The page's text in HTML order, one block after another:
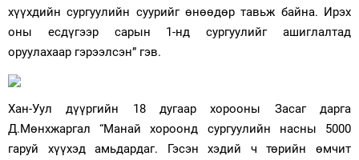
хүүхдийн сургуулийн суурийг өнөөдөр тавьж байна. Ирэх
оны есдүгээр сарын 1-нд сургуулийг ашиглалтад
оруулахаар гэрээлсэн” гэв.
Хан-Уул дүүргийн 18 дугаар хорооны Засаг дарга
Д.Мөнхжаргал “Манай хороонд сургуулийн насны 5000
гаруй хүүхэд амьдардаг. Гэсэн хэдий ч төрийн өмчит